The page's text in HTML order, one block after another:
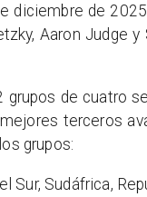
diciembre de
Aaron Judge
grupos de cuatro
terceros
grupos:
Sur, Sudáfrica,